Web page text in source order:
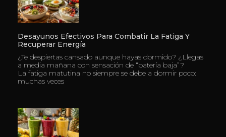
Desayunos Efectivos Para Combatir La Fatiga Y
Recuperar Energía
¿Te despiertas cansado aunque hayas dormido? ¿Llegas
a media mañana con sensación de “batería baja”?
La fatiga matutina no siempre se debe a dormir poco:
muchas veces